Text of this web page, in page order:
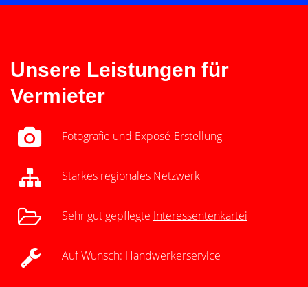
Unsere Leistungen für
Vermieter
Fotografie und Exposé-Erstellung
Starkes regionales Netzwerk
Sehr gut gepflegte Interessentenkartei
Auf Wunsch: Handwerkerservice